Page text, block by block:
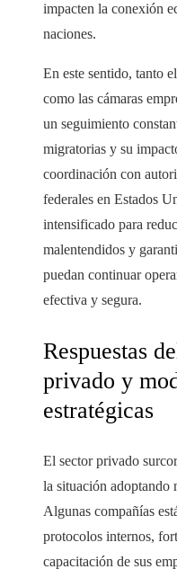
impacten la conexión
naciones.
En este sentido, tanto
como las cámaras
un seguimiento
migratorias y su
coordinación con
federales en Estados
intensificado para
malentendidos y
puedan continuar
efectiva y segura.
Respuestas
privado y
estratégicas
El sector privado
la situación adoptando
Algunas compañías
protocolos internos,
capacitación de sus